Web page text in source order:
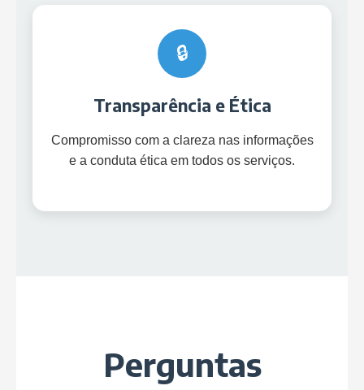
🔒
Transparência e Ética
Compromisso com a clareza nas informações
e a conduta ética em todos os serviços.
Perguntas